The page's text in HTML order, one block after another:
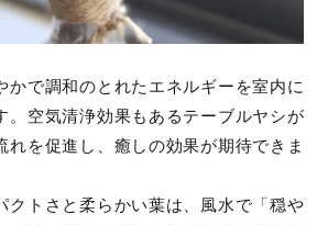
かで調和のとれたエネルギーを室内に
。空気清浄効果もあるテーブルヤシが
れを促進し、癒しの効果が期待できま
クトさと柔らかい葉は、風水で「穏や